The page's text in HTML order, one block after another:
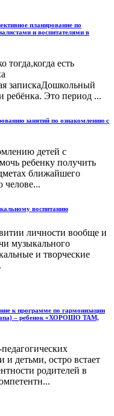
планирование по
и воспитателями в
тогда,когда есть
запискаДошкольный
ребёнка. Это период ...
занятий по ознакомлению с
детей с
ребенку получить
ближайшего
челове...
воспитанию
личности вообще и
музыкального
и творческие
к программе по гармонизации
– ребенок «ХОРОШО ТАМ,
детьми, остро встает
родителей в